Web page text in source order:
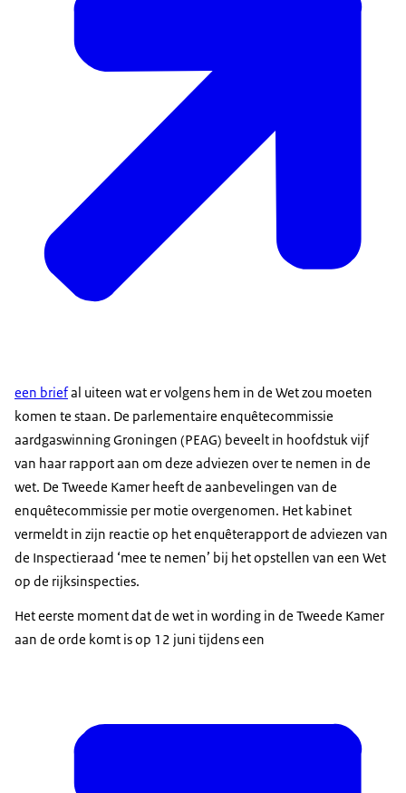
een briefal uiteen wat er volgens hem in de Wet zou moeten
komen te staan. De parlementaire enquêtecommissie
aardgaswinning Groningen (PEAG) beveelt in hoofdstuk vijf
van haar rapport aan om deze adviezen over te nemen in de
wet. De Tweede Kamer heeft de aanbevelingen van de
enquêtecommissie per motie overgenomen. Het kabinet
vermeldt in zijn reactie op het enquêterapport de adviezen van
de Inspectieraad ‘mee te nemen’ bij het opstellen van een Wet
op de rijksinspecties.
Het eerste moment dat de wet in wording in de Tweede Kamer
aan de orde komt is op 12 juni tijdens een